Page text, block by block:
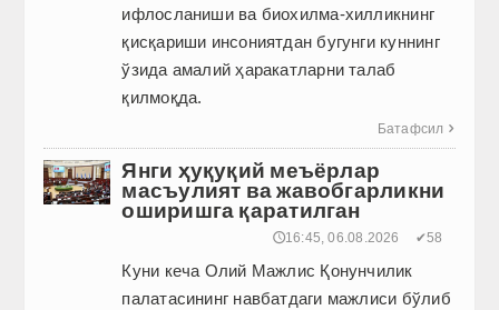
ифлосланиши ва биохилма-хилликнинг
қисқариши инсониятдан бугунги куннинг
ўзида амалий ҳаракатларни талаб
қилмоқда.
Батафсил 
Янги ҳуқуқий меъёрлар
масъулият ва жавобгарликни
оширишга қаратилган
🕔16:45, 06.08.2026 ✔58
Куни кеча Олий Мажлис Қонунчилик
палатасининг навбатдаги мажлиси бўлиб